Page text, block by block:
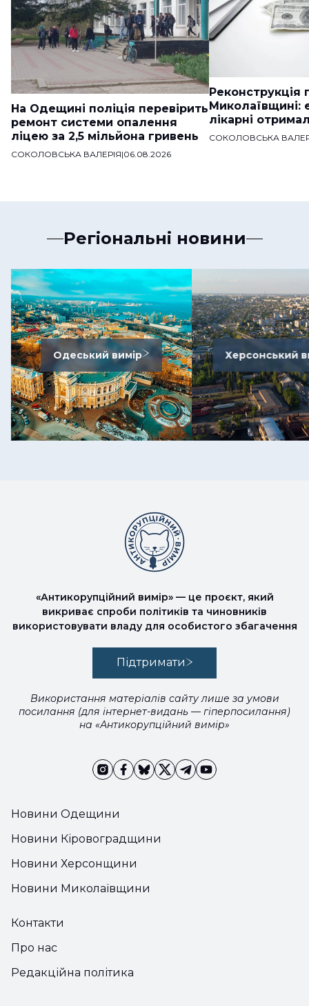
На Одещині поліція перевірить
ремонт системи опалення
ліцею за 2,5 мільйона гривень
СОКОЛОВСЬКА ВАЛЕРІЯ|06.08.2026
Реконструкція
Миколаївщині:
лікарні
СОКОЛОВСЬКА
Регіональні новини
Одеський вимір Херсонський
Новини Одещини
Новини Кіровоградщини
Новини Херсонщини
Новини Миколаївщини
«Антикорупційний вимір» — це проєкт, який
викриває спроби політиків та чиновників
використовувати владу для особистого збагачення
Підтримати
Використання матеріалів сайту лише за умови
посилання (для інтернет-видань — гіперпосилання)
на «Антикорупційний вимір»
Контакти
Про нас
Редакційна політика